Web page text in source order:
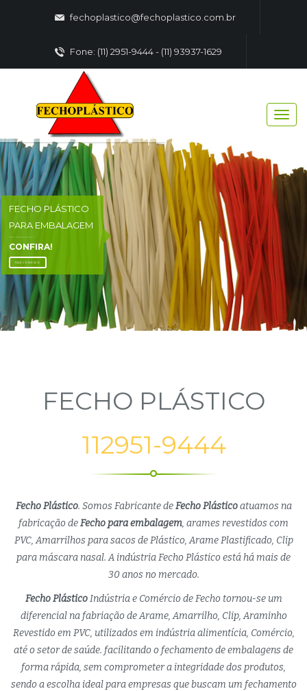
fechoplastico@fechoplastico.com.br
Fone: (11) 2951-9444 - (11) 93937-1629
FECHO PLÁSTICO
PARA EMBALAGEM
CONFIRA!
FALE CONOSCO
FECHO PLÁSTICO
112951-9444
Fecho Plástico. Somos Fabricante deFecho Plásticoatuamos na
fabricação deFecho para embalagem, arames revestidos com
PVC, Amarrilhos para sacos de Plástico, Arame Plastificado, Clip
para máscara nasal. A indústria Fecho Plástico está há mais de
30 anos no mercado.
Fecho PlásticoIndústria e Comércio de Fecho tornou-se um
diferencial na fabriação de Arame, Amarrilho, Clip, Araminho
Revestido em PVC, utilizados em indústria alimentícia, Comércio,
até o setor de saúde. facilitando o fechamento de embalagens de
forma rápida, sem comprometer a integridade dos produtos,
sendo a escolha ideal para empresas que buscam um fechamento